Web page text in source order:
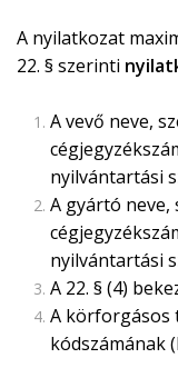
A nyilatkozat
22. § szerinti
A vevő neve,
nyilvántartási
A gyártó neve,
nyilvántartási
A 22. § (4)
A körforgásos
kódszámának